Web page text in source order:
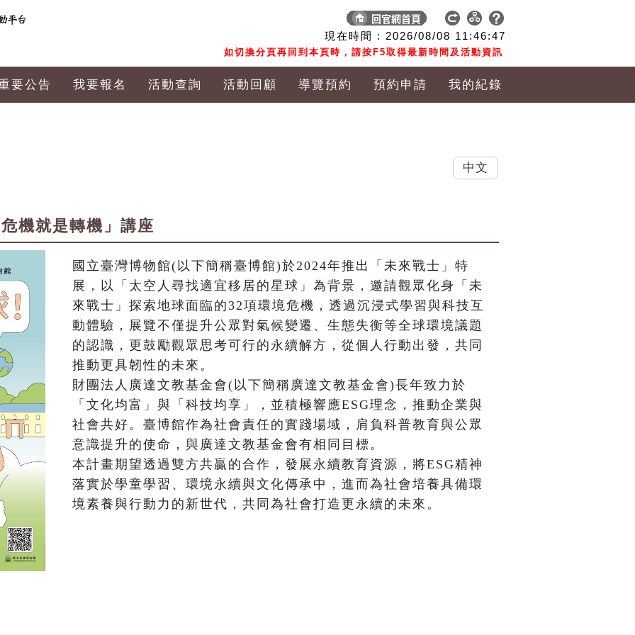
現在時間 : 2026/08/08 11:46:48
如切換分頁再回到本頁時，請按F5取得最新時間及活動資訊
要公告 我要報名 活動查詢 活動回顧 導覽預約 預約申請 我的紀錄
機就是轉機」講座
國立臺灣博物館(以下簡稱臺博館)於2024年推出「未來戰士」特
展，以「太空人尋找適宜移居的星球」為背景，邀請觀眾化身「未
來戰士」探索地球面臨的32項環境危機，透過沉浸式學習與科技互
動體驗，展覽不僅提升公眾對氣候變遷、生態失衡等全球環境議題
的認識，更鼓勵觀眾思考可行的永續解方，從個人行動出發，共同
推動更具韌性的未來。
財團法人廣達文教基金會(以下簡稱廣達文教基金會)長年致力於
「文化均富」與「科技均享」，並積極響應ESG理念，推動企業與
社會共好。臺博館作為社會責任的實踐場域，肩負科普教育與公眾
意識提升的使命，與廣達文教基金會有相同目標。
本計畫期望透過雙方共贏的合作，發展永續教育資源，將ESG精神
落實於學童學習、環境永續與文化傳承中，進而為社會培養具備環
境素養與行動力的新世代，共同為社會打造更永續的未來。